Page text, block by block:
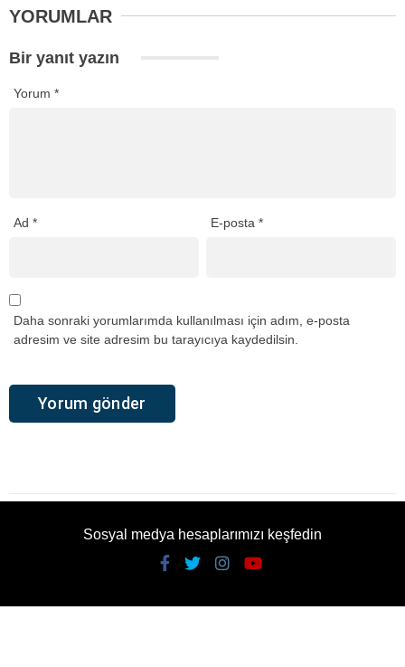
YORUMLAR
Bir yanıt yazın
Yorum *
Ad * E-posta*
Daha sonraki yorumlarımda kullanılması için adım, e-posta
adresim ve site adresim bu tarayıcıya kaydedilsin.
Sosyal medya hesaplarımızı keşfedin